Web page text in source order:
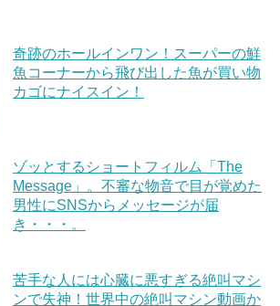
奇跡のホールインワン！スーパーの鮮
魚コーナーから飛び出した魚が買い物
カゴにナイスイン！
ゾッとするショートフィルム「The
Message」。不審な物音で目が覚めた
男性にSNSからメッセージが届
き・・・。
苦手な人には心臓に悪すぎる絶叫マシ
ンで失神！世界中の絶叫マシン動画か